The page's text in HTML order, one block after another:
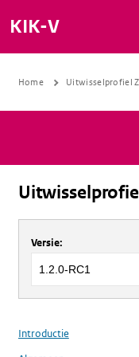
KIK-V
Home Uitwisselprofiel
Over
Versie:
Introductie